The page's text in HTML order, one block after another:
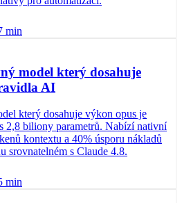
min
model který dosahuje
AI
který dosahuje výkon opus je
2,8 biliony parametrů. Nabízí nativní
kontextu a 40% úsporu nákladů
srovnatelném s Claude 4.8.
min